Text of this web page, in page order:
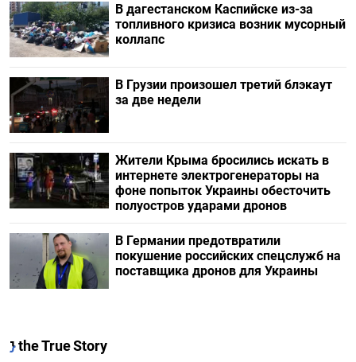
В дагестанском Каспийске из-за
топливного кризиса возник мусорный
коллапс
В Грузии произошел третий блэкаут
за две недели
Жители Крыма бросились искать в
интернете электрогенераторы на
фоне попыток Украины обесточить
полуостров ударами дронов
В Германии предотвратили
покушение российских спецслужб на
поставщика дронов для Украины